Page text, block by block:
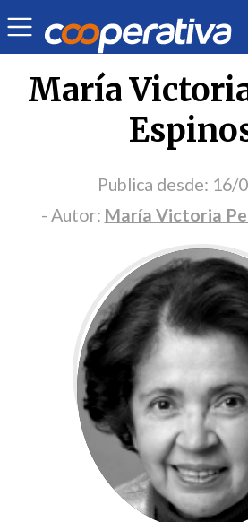
Portada Opinión
María
Publica desde: 16/
- Autor: María Victoria